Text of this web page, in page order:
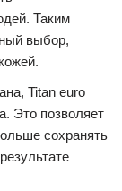
Таким
выбор,
Titan euro
Это позволяет
сохранять